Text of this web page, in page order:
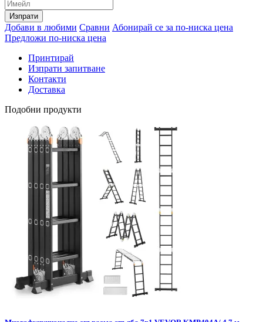
Изпрати
Добави в любими Сравни Абонирай се за по-ниска цена
Предложи по-ниска цена
Принтирай
Изпрати запитване
Контакти
Доставка
Подобни продукти